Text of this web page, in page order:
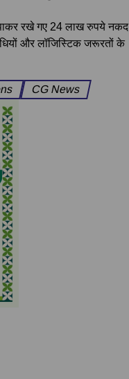
रखे गए 24 लाख रुपये नकद
और लॉजिस्टिक जरूरतों के
CG News